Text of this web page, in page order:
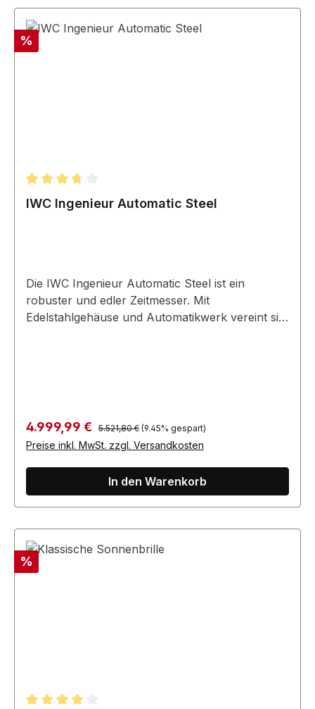
Rabatt
%
Durchschnittliche Bewertung von 3.67 von 5 Sternen
IWC Ingenieur Automatic Steel
Die IWC Ingenieur Automatic Steel ist ein
robuster und edler Zeitmesser. Mit
Edelstahlgehäuse und Automatikwerk vereint sie
Verkaufspreis:
4.999,99 € Regulärer Preis:
5.521,80 € (9.45% gespart)
Preise inkl. MwSt. zzgl. Versandkosten
In den Warenkorb
Rabatt
%